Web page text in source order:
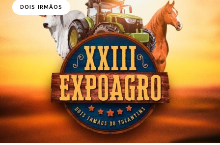
DOIS IRMÃOS